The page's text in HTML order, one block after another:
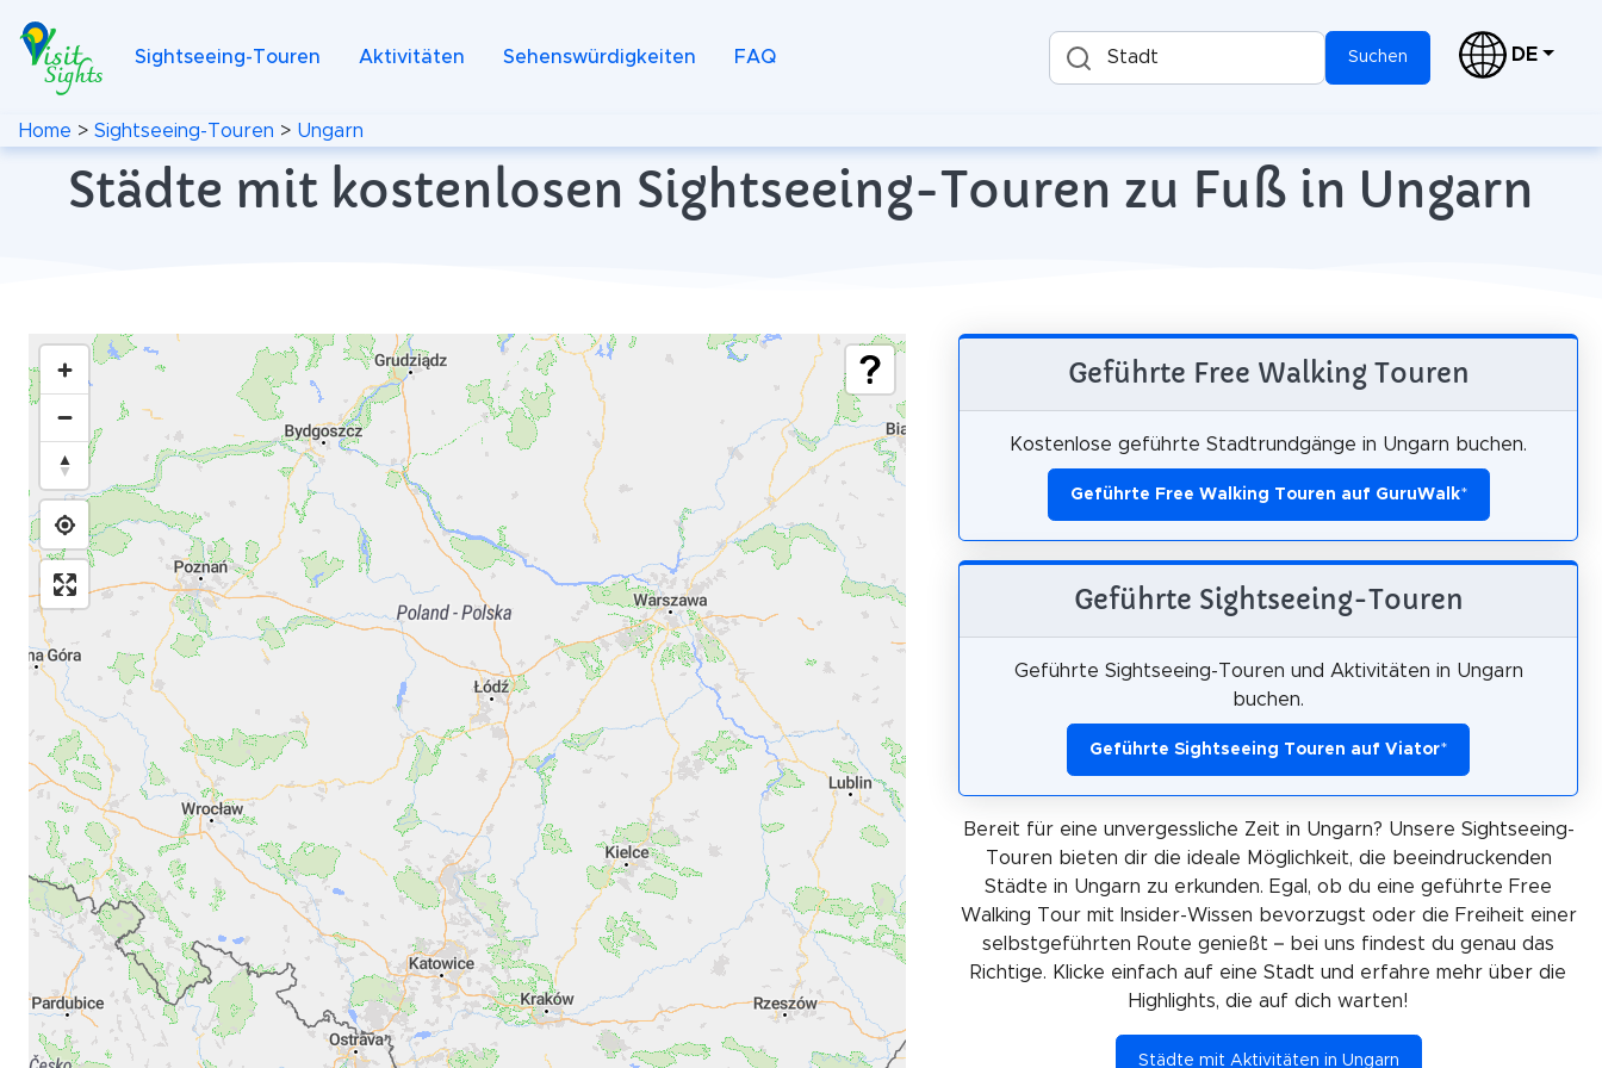
Sightseeing-Touren Aktivitäten Sehenswürdigkeiten FAQ Stadt Suchen DE
Home > Sightseeing-Touren > Ungarn
Städte mit kostenlosen Sightseeing-Touren zu Fuß in Ungarn
Geführte Free Walking Touren
Kostenlose geführte Stadtrundgänge in Ungarn buchen.
Geführte Free Walking Touren auf GuruWalk*
Geführte Sightseeing-Touren
Geführte Sightseeing-Touren und Aktivitäten in Ungarn
buchen.
Geführte Sightseeing Touren auf Viator*
Bereit für eine unvergessliche Zeit in Ungarn? Unsere Sightseeing-
Touren bieten dir die ideale Möglichkeit, die beeindruckenden
Städte in Ungarn zu erkunden. Egal, ob du eine geführte Free
Walking Tour mit Insider-Wissen bevorzugst oder die Freiheit einer
selbstgeführten Route genießt – bei uns findest du genau das
Richtige. Klicke einfach auf eine Stadt und erfahre mehr über die
Highlights, die auf dich warten!
Städte mit Aktivitäten in Ungarn